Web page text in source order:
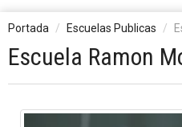
Portada Escuelas Publicas
Escuela Ramon